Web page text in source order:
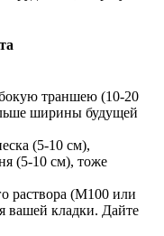
траншею (10-20
ширины будущей
(5-10 см),
(5-10 см), тоже
раствора (М100 или
вашей кладки. Дайте